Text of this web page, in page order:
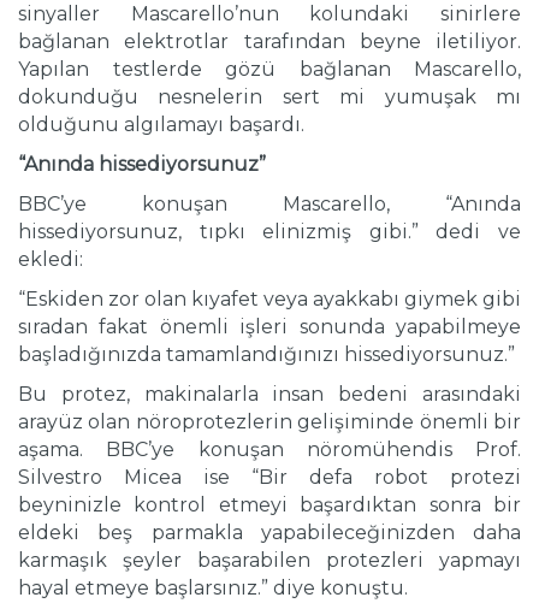
sinyaller Mascarello’nun kolundaki sinirlere
bağlanan elektrotlar tarafından beyne iletiliyor.
Yapılan testlerde gözü bağlanan Mascarello,
dokunduğu nesnelerin sert mi yumuşak mı
olduğunu algılamayı başardı.
“Anında hissediyorsunuz”
BBC’ye konuşan Mascarello, “Anında
hissediyorsunuz, tıpkı elinizmiş gibi.” dedi ve
ekledi:
“Eskiden zor olan kıyafet veya ayakkabı giymek gibi
sıradan fakat önemli işleri sonunda yapabilmeye
başladığınızda tamamlandığınızı hissediyorsunuz.”
Bu protez, makinalarla insan bedeni arasındaki
arayüz olan nöroprotezlerin gelişiminde önemli bir
aşama. BBC’ye konuşan nöromühendis Prof.
Silvestro Micea ise “Bir defa robot protezi
beyninizle kontrol etmeyi başardıktan sonra bir
eldeki beş parmakla yapabileceğinizden daha
karmaşık şeyler başarabilen protezleri yapmayı
hayal etmeye başlarsınız.” diye konuştu.